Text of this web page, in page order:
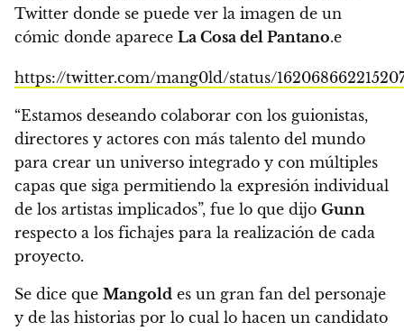
Twitter donde se puede ver la imagen de un
cómic donde aparece La Cosa del Pantano.e
https://twitter.com/mang0ld/status/
“Estamos deseando colaborar con los guionistas,
directores y actores con más talento del mundo
para crear un universo integrado y con múltiples
capas que siga permitiendo la expresión individual
de los artistas implicados”, fue lo que dijo Gunn
respecto a los fichajes para la realización de cada
proyecto.
Se dice que Mangold es un gran fan del personaje
y de las historias por lo cual lo hacen un candidato